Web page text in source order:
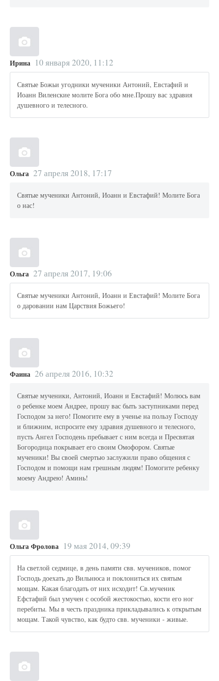
Ирина 10 января 2020, 11:12
Святые Божьи угодники мученики Антоний, Евстафий и
Иоанн Виленские молите Бога обо мне.Прошу вас здравия
душевного и телесного.
Ольга 27 апреля 2018, 17:17
Святые мученики Антоний, Иоанн и Евстафий! Молите Бога
о нас!
Ольга 27 апреля 2017, 19:06
Святые мученики Антоний, Иоанн и Евстафий! Молите Бога
о даровании нам Царствия Божьего!
Фаина 26 апреля 2016, 10:32
Святые мученики, Антоний, Иоанн и Евстафий! Молюсь вам
о ребенке моем Андрее, прошу вас быть заступниками перед
Господом за него! Помогите ему в ученье на пользу Господу
и ближним, испросите ему здравия душевного и телесного,
пусть Ангел Господень пребывает с ним всегда и Пресвятая
Богородица покрывает его своим Омофором. Святые
мученики! Вы своей смертью заслужили право общения с
Господом и помощи нам грешным людям! Помогите ребенку
моему Андрею! Аминь!
Ольга Фролова 19 мая 2014, 09:39
На светлой седмице, в день памяти свв. мучеников, помог
Господь доехать до Вильнюса и поклониться их святым
мощам. Какая благодать от них исходит! Св.мученик
Ефстафий был умучен с особой жестокостью, кости его ног
перебиты. Мы в честь праздника прикладывались к открытым
мощам. Такой чувство, как будто свв. мученики - живые.